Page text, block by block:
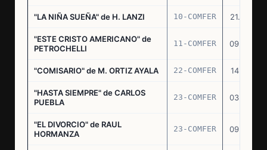
"LA NIÑA SUEÑA" de H. LANZI 10-COMFER 21.03.75
"ESTE CRISTO AMERICANO" de
PETROCHELLI
11-COMFER 09.04.75
"COMISARIO" de M. ORTIZ AYALA 22-COMFER 14.07.75
"HASTA SIEMPRE" de CARLOS
PUEBLA
23-COMFER 03.09.75
"EL DIVORCIO" de RAUL
HORMANZA
23-COMFER 09.09.75